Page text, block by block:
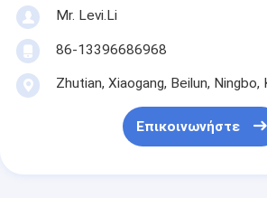
Mr. Levi.Li
86-13396686968
Zhutian, Xiaogang, Beilun, Ningbo,
Επικοινωνήστε